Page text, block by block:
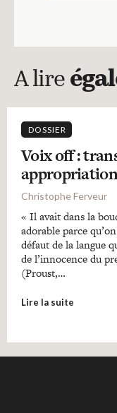
A lire
DOSSIER
Voix off :
appropriation
Christophe Ferveur
« Il avait dans la
adorable parce
défaut de la langue
de l’innocence du
(Proust,…
Lire la suite